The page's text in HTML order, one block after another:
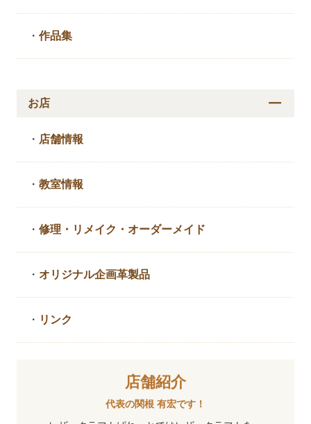
・作品集
お店
・ 店舗情報
・教室情報
・修理・リメイク・ オーダーメイド
・ オリジナル企画革製品
・ リンク
店舗紹介
代表の関根 有宏です！